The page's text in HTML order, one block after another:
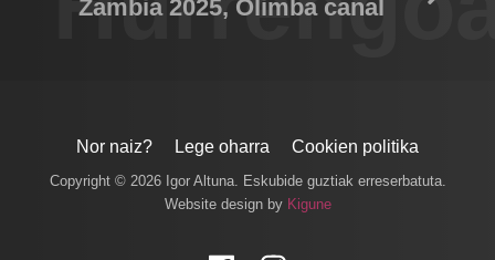
Zambia 2025, Olimba canal
Nor naiz? Lege oharra Cookien politika
Copyright © 2026 Igor Altuna. Eskubide guztiak erreserbatuta.
Website design by Kigune